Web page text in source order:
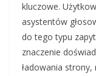
kluczowe.
asystentów
do tego typu
znaczenie
ładowania